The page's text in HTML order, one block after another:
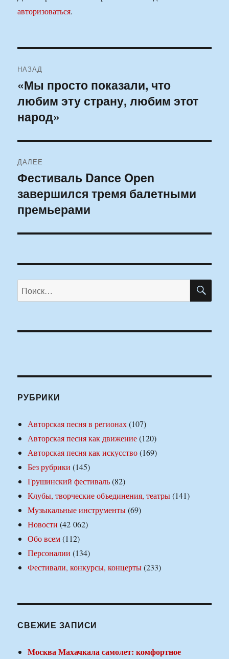
авторизоваться.
по
записям
НАЗАД
Предыдущая
запись:
«Мы просто показали, что
любим эту страну, любим этот
народ»
ДАЛЕЕ
Следующая
запись:
Фестиваль Dance Open
завершился тремя балетными
премьерами
Искать:
РУБРИКИ
Авторская песня в регионах(107)
Авторская песня как движение(120)
Авторская песня как искусство(169)
Без рубрики (145)
Грушинский фестиваль(82)
Клубы, творческие объединения, театры(141)
Музыкальные инструменты(69)
Новости (42 062)
Обо всем(112)
Персоналии (134)
Фестивали, конкурсы, концерты(233)
СВЕЖИЕ ЗАПИСИ
Москва Махачкала самолет: комфортное